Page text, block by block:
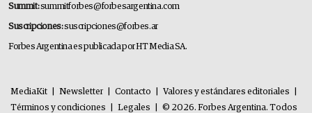
Summit:summitforbes@forbesargentina.com
Suscripciones:suscripciones@forbes.ar
Forbes Argentina es publicada por HT Media SA.
MediaKit Newsletter Contacto Valores y estándares editoriales
Términos y condiciones
Legales
© 2026. Forbes Argentina. Todos